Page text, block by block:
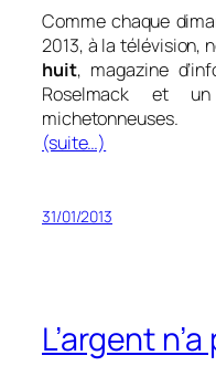
Comme chaque
2013, à la télévision,
huit, magazine
Roselmack et
michetonneuses.
(suite…)
31/01/2013
L’argent